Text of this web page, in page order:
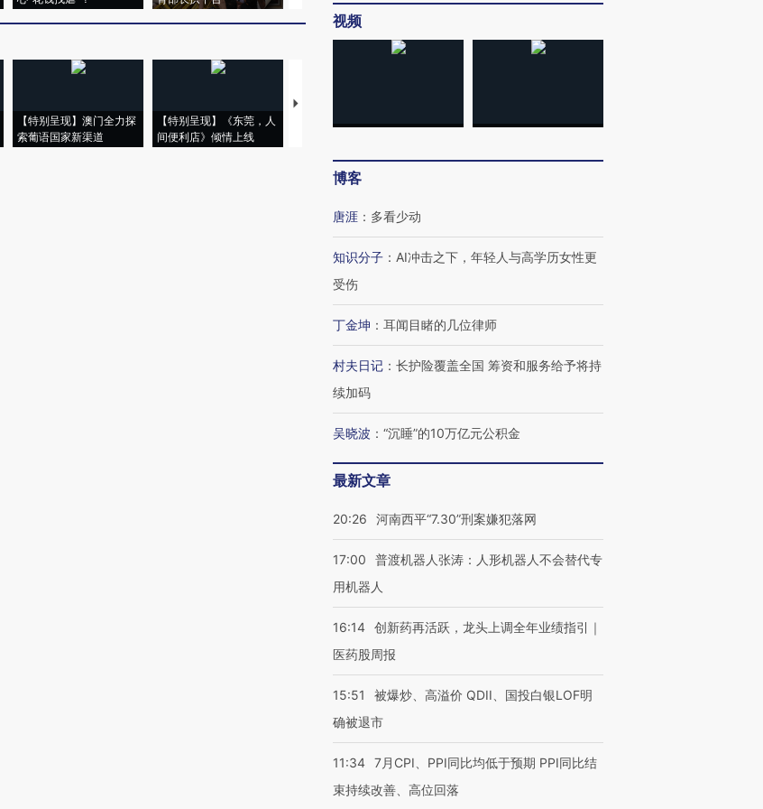
【特别呈现】澳门全力探
索葡语国家新渠道
【特别呈现】《东莞，人
间便利店》倾情上线
【推广】走进第四届链博
会，让数智科技“链”接产
【特别呈现】寻找100种
CFO：不靠规模取胜，华
视频
博客
唐涯 ： 多看少动
知识分子 ： AI冲击之下，年轻人与高学历女性更
受伤
丁金坤 ： 耳闻目睹的几位律师
村夫日记 ： 长护险覆盖全国 筹资和服务给予将持
续加码
吴晓波 ： “沉睡”的10万亿元公积金
最新文章
20:26 河南西平“7.30”刑案嫌犯落网
17:00
普渡机器人张涛：人形机器人不会替代专
用机器人
16:14 创新药再活跃，龙头上调全年业绩指引｜
医药股周报
15:51
被爆炒、高溢价 QDII、国投白银LOF明
确被退市
11:34 7月CPI、PPI同比均低于预期 PPI同比结
束持续改善、高位回落